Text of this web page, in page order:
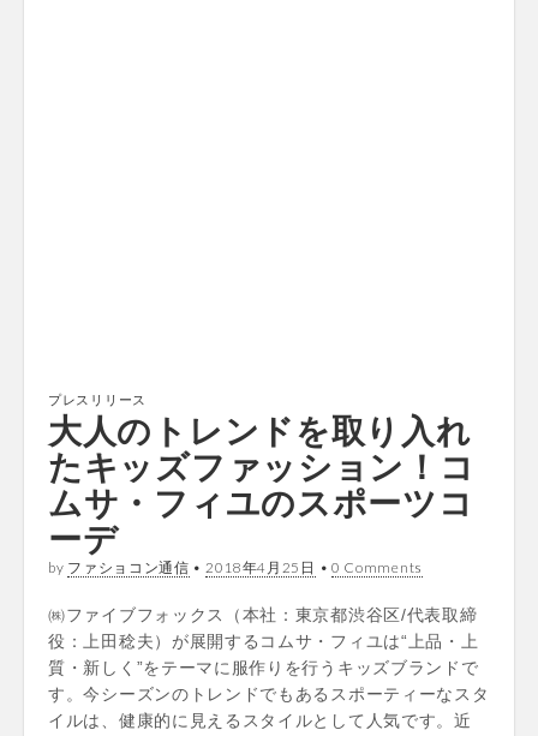
プレスリリース
大人のトレンドを取り入れ
たキッズファッション！コ
ムサ・フィユのスポーツコ
ーデ
by ファショコン通信 • 2018年4月25日 • 0 Comments
㈱ファイブフォックス（本社：東京都渋谷区/代表取締
役：上田稔夫）が展開するコムサ・フィユは“上品・上
質・新しく”をテーマに服作りを行うキッズブランドで
す。今シーズンのトレンドでもあるスポーティーなスタ
イルは、健康的に見えるスタイルとして人気です。近